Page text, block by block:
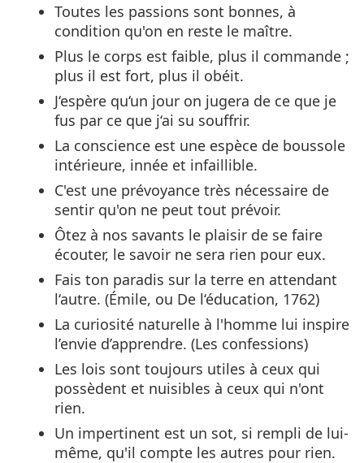
Toutes les passions sont bonnes, à
condition qu'on en reste le maître.
Plus le corps est faible, plus il commande ;
plus il est fort, plus il obéit.
J‘espère qu‘un jour on jugera de ce que je
fus par ce que j‘ai su souffrir.
La conscience est une espèce de boussole
intérieure, innée et infaillible.
C'est une prévoyance très nécessaire de
sentir qu'on ne peut tout prévoir.
Ôtez à nos savants le plaisir de se faire
écouter, le savoir ne sera rien pour eux.
Fais ton paradis sur la terre en attendant
l‘autre. (Émile, ou De l‘éducation, 1762)
La curiosité naturelle à l'homme lui inspire
l’envie d’apprendre. (Les confessions)
Les lois sont toujours utiles à ceux qui
possèdent et nuisibles à ceux qui n'ont
rien.
Un impertinent est un sot, si rempli de lui-
même, qu'il compte les autres pour rien.